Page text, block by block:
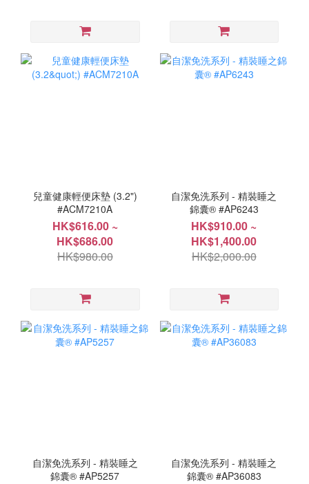
兒童健康輕便床墊 (3.2")
#ACM7210A
HK$616.00 ~
HK$686.00
HK$980.00
自潔免洗系列 - 精裝睡之
錦囊® #AP6243
HK$910.00 ~
HK$1,400.00
HK$2,000.00
自潔免洗系列 - 精裝睡之
錦囊® #AP5257
自潔免洗系列 - 精裝睡之
錦囊® #AP36083